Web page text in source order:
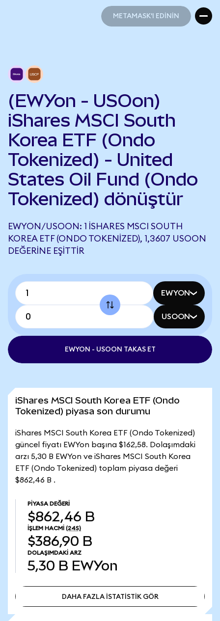
METAMASK'I EDİNİN
(EWYon - USOon)
iShares MSCI South
Korea ETF (Ondo
Tokenized) - United
States Oil Fund (Ondo
Tokenized) dönüştür
EWYON/USOON: 1 ISHARES MSCI SOUTH
KOREA ETF (ONDO TOKENIZED), 1,3607 USOON
DEĞERINE EŞITTIR
EWYON
USOON
EWYON - USOON TAKAS ET
iShares MSCI South Korea ETF (Ondo
Tokenized) piyasa son durumu
iShares MSCI South Korea ETF (Ondo Tokenized)
güncel fiyatı EWYon başına $162,58. Dolaşımdaki
arzı 5,30 B EWYon ve iShares MSCI South Korea
ETF (Ondo Tokenized) toplam piyasa değeri
$862,46 B .
PIYASA DEĞERI
$862,46 B
İŞLEM HACMI (24S)
$386,90 B
DOLAŞIMDAKI ARZ
5,30 B EWYon
DAHA FAZLA İSTATİSTİK GÖR